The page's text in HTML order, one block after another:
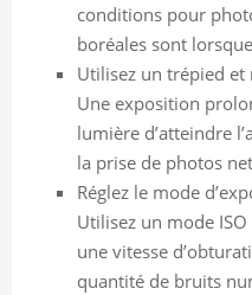
conditions pour
boréales sont
Utilisez un trépied et
Une exposition
lumière d’atteindre
la prise de photos
Réglez le mode
Utilisez un mode
une vitesse
quantité de bruits